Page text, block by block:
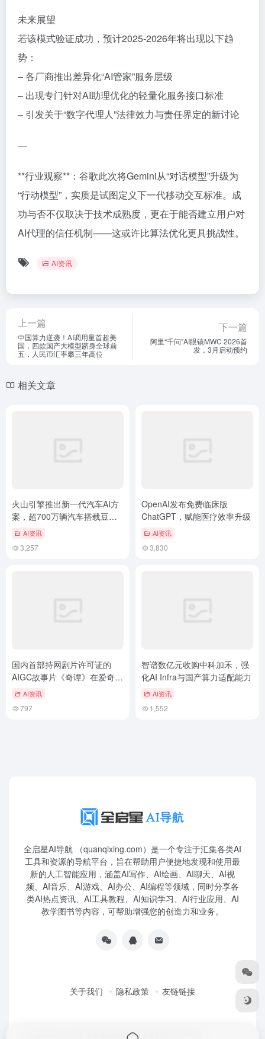
未来展望
若该模式验证成功，预计2025-2026年将出现以下趋
势：
– 各厂商推出差异化“AI管家”服务层级
– 出现专门针对AI助理优化的轻量化服务接口标准
– 引发关于“数字代理人”法律效力与责任界定的新讨论
—
**行业观察**：谷歌此次将Gemini从“对话模型”升级为
“行动模型”，实质是试图定义下一代移动交互标准。成
功与否不仅取决于技术成熟度，更在于能否建立用户对
AI代理的信任机制——这或许比算法优化更具挑战性。
AI资讯
上一篇
中国算力逆袭！AI调用量首超美
国，四款国产大模型跻身全球前
五，人民币汇率攀三年高位
下一篇
阿里“千问”AI眼镜MWC 2026首
发，3月启动预约
相关文章
火山引擎推出新一代汽车AI方
案，超700万辆汽车搭载豆包
大模型
AI资讯
3,257
OpenAI发布免费临床版
ChatGPT，赋能医疗效率升级
AI资讯
3,830
国内首部持网剧片许可证的
AIGC故事片《奇谭》在爱奇艺
上线AI资讯
797
智谱数亿元收购中科加禾，强
化AI Infra与国产算力适配能力
AI资讯
1,552
全启星AI导航 （quanqixing.com）是一个专注于汇集各类AI
工具和资源的导航平台，旨在帮助用户便捷地发现和使用最
新的人工智能应用，涵盖AI写作、AI绘画、AI聊天、AI视
频、AI音乐、AI游戏、AI办公、AI编程等领域，同时分享各
类AI热点资讯、AI工具教程、AI知识学习、AI行业应用、AI
教学图书等内容，可帮助增强您的创造力和业务。
关于我们 隐私政策 友链链接
全启星AI导航鲁ICP备2023010227号